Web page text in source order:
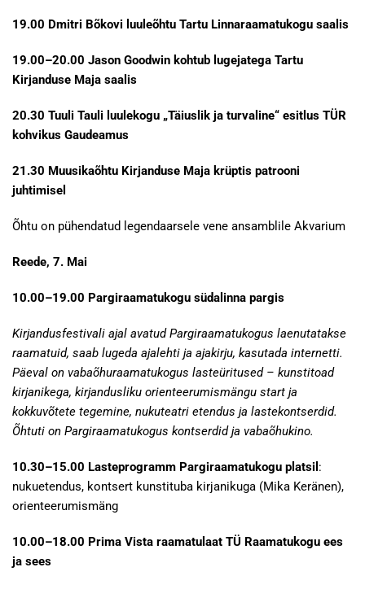
19.00 Dmitri Bõkovi luuleõhtu Tartu Linnaraamatukogu saalis
19.00–20.00 Jason Goodwin kohtub lugejatega Tartu
Kirjanduse Maja saalis
20.30 Tuuli Tauli luulekogu „Täiuslik ja turvaline“ esitlus TÜR
kohvikus Gaudeamus
21.30 Muusikaõhtu Kirjanduse Maja krüptis patrooni
juhtimisel
Õhtu on pühendatud legendaarsele vene ansamblile Akvarium
Reede, 7. Mai
10.00–19.00 Pargiraamatukogu südalinna pargis
Kirjandusfestivali ajal avatud Pargiraamatukogus laenutatakse
raamatuid, saab lugeda ajalehti ja ajakirju, kasutada internetti.
Päeval on vabaõhuraamatukogus lasteüritused – kunstitoad
kirjanikega, kirjandusliku orienteerumismängu start ja
kokkuvõtete tegemine, nukuteatri etendus ja lastekontserdid.
Õhtuti on Pargiraamatukogus kontserdid ja vabaõhukino.
10.30–15.00 Lasteprogramm Pargiraamatukogu platsil :
nukuetendus, kontsert kunstituba kirjanikuga (Mika Keränen),
orienteerumismäng
10.00–18.00 Prima Vista raamatulaat TÜ Raamatukogu ees
ja sees